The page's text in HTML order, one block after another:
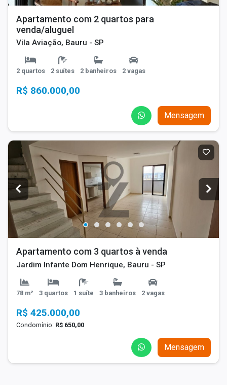
Apartamento com 2 quartos para
venda/aluguel
Vila Aviação, Bauru - SP
2 quartos 2 suítes 2 banheiros 2 vagas
R$ 860.000,00
Mensagem
Apartamento com 3 quartos à venda
Jardim Infante Dom Henrique, Bauru - SP
78 m² 3 quartos 1 suíte 3 banheiros 2 vagas
R$ 425.000,00
Condomínio: R$ 650,00
Mensagem